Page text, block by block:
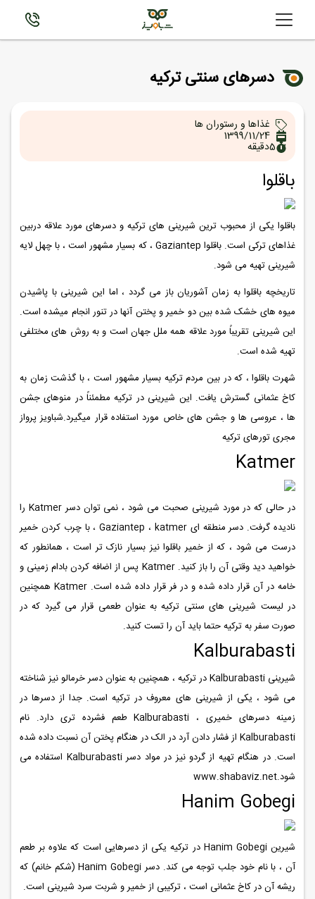
دسرهای سنتی ترکیه
غذاها و رستوران ها
1399/11/24
5دقیقه
باقلوا
باقلوا یکی از محبوب ترین شیرینی های ترکیه و دسرهای مورد علاقه دربین
غذاهای ترکی است. باقلوا Gaziantep ، که بسیار مشهور است ، با چهل لایه
شیرینی تهیه می شود.
تاریخچه باقلوا به زمان آشوریان باز می گردد ، اما این شیرینی با پاشیدن
میوه های خشک شده بین دو خمیر و پختن آنها در تنور انجام میشده است.
این شیرینی تقریباً مورد علاقه همه ملل جهان است و به روش های مختلفی
تهیه شده است.
شهرت باقلوا ، که در بین مردم ترکیه بسیار مشهور است ، با گذشت زمان به
کاخ عثمانی گسترش یافت. این شیرینی در ترکیه مطمئناً در منوهای جشن
ها ، عروسی ها و جشن های خاص مورد استفاده قرار میگیرد.شباویز پرواز
مجری تورهای ترکیه
Katmer
در حالی که در مورد شیرینی صحبت می شود ، نمی توان دسر Katmer را
نادیده گرفت. دسر منطقه ای Gaziantep ، katmer ، با چرب کردن خمیر
درست می شود ، که از خمیر باقلوا نیز بسیار نازک تر است ، همانطور که
خواهید دید وقتی آن را باز کنید. Katmer پس از اضافه کردن بادام زمینی و
خامه در آن قرار داده شده و در فر قرار داده شده است. Katmer همچنین
در لیست شیرینی های سنتی ترکیه به عنوان طعمی قرار می گیرد که در
صورت سفر به ترکیه حتما باید آن را تست کنید.
Kalburabasti
شیرینی Kalburabasti در ترکیه ، همچنین به عنوان دسر خرمالو نیز شناخته
می شود ، یکی از شیرینی های معروف در ترکیه است. جدا از دسرها در
زمینه دسرهای خمیری ، Kalburabasti طعم فشرده تری دارد. نام
Kalburabasti از فشار دادن آرد در الک در هنگام پختن آن نسبت داده شده
است. در هنگام تهیه از گردو نیز در مواد دسر Kalburabasti استفاده می
شود.www.shabaviz.net
Hanim Gobegi
شیرین Hanim Gobegi در ترکیه یکی از دسرهایی است که علاوه بر طعم
آن ، با نام خود جلب توجه می کند. دسر Hanim Gobegi (شکم خانم) که
ریشه آن در کاخ عثمانی است ، ترکیبی از خمیر و شربت سرد شیرینی است.